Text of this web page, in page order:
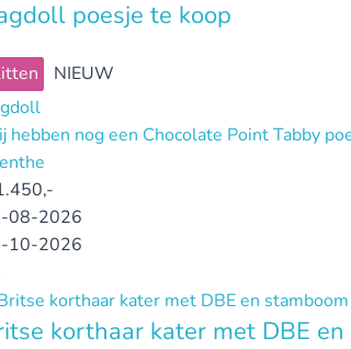
poesje te koop
NIEUW
hebben nog een Chocolate Point Tabby
08-2026
10-2026
korthaar kater met DBE